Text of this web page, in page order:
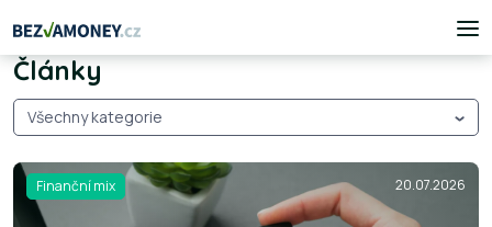
Články
Všechny kategorie
Finanční mix 20.07.2026